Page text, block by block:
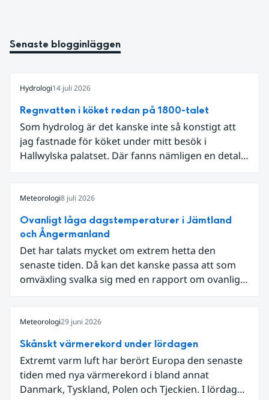
Senaste blogginläggen
Hydrologi14 juli 2026
Regnvatten i köket redan på 1800-talet
Som hydrolog är det kanske inte så konstigt att
jag fastnade för köket under mitt besök i
Hallwylska palatset. Där fanns nämligen en detalj
Meteorologi8 juli 2026
Ovanligt låga dagstemperaturer i Jämtland
och Ångermanland
Det har talats mycket om extrem hetta den
senaste tiden. Då kan det kanske passa att som
omväxling svalka sig med en rapport om ovanligt
Meteorologi29 juni 2026
Skånskt värmerekord under lördagen
Extremt varm luft har berört Europa den senaste
tiden med nya värmerekord i bland annat
Danmark, Tyskland, Polen och Tjeckien. I lördags